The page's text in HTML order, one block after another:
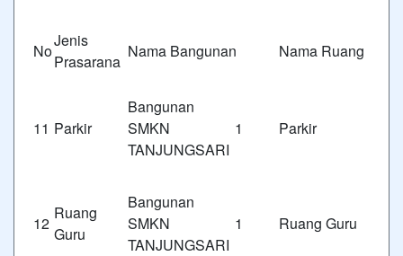
No
Jenis
Prasarana
Nama Bangunan Nama Ruang
11 Parkir
Bangunan
SMKN 1
TANJUNGSARI
Parkir
12
Ruang
Guru
Bangunan
SMKN 1
TANJUNGSARI
Ruang Guru